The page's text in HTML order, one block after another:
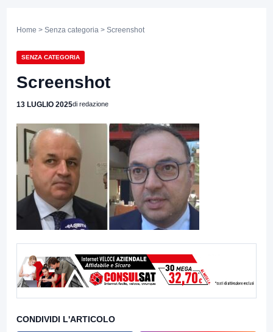
Home > Senza categoria > Screenshot
SENZA CATEGORIA
Screenshot
13 LUGLIO 2025di redazione
CONDIVIDI L'ARTICOLO